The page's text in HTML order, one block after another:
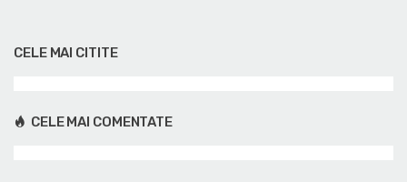
CELE MAI CITITE
CELE MAI COMENTATE